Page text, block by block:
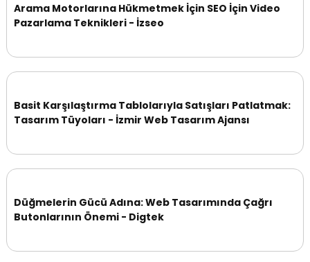
Arama Motorlarına Hükmetmek İçin SEO İçin Video
Pazarlama Teknikleri - İzseo
Basit Karşılaştırma Tablolarıyla Satışları Patlatmak:
Tasarım Tüyoları - İzmir Web Tasarım Ajansı
Düğmelerin Gücü Adına: Web Tasarımında Çağrı
Butonlarının Önemi - Digtek